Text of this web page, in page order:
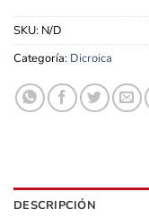
SKU: N/D
Categoría: Dicroica
DESCRIPCIÓN